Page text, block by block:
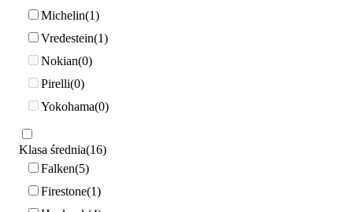
Michelin 1
Vredestein 1
Nokian 0
Pirelli 0
Yokohama 0
Klasa średnia 16
Falken 5
Firestone 1